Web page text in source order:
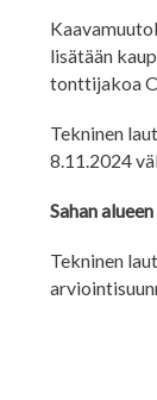
lisätään
tonttijakoa
Tekninen
8.11.2024
Sahan
Tekninen